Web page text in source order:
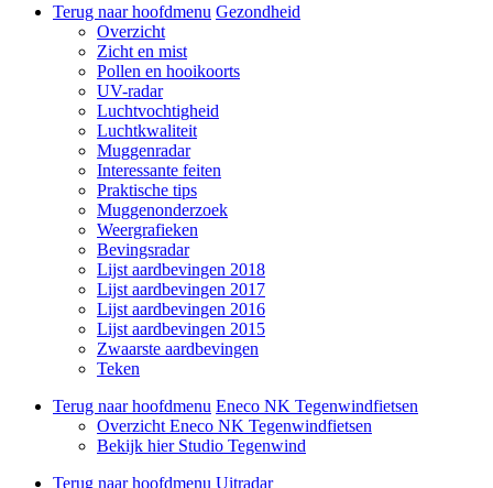
Terug naar hoofdmenu Gezondheid
Overzicht
Zicht en mist
Pollen en hooikoorts
UV-radar
Luchtvochtigheid
Luchtkwaliteit
Muggenradar
Interessante feiten
Praktische tips
Muggenonderzoek
Weergrafieken
Bevingsradar
Lijst aardbevingen 2018
Lijst aardbevingen 2017
Lijst aardbevingen 2016
Lijst aardbevingen 2015
Zwaarste aardbevingen
Teken
Terug naar hoofdmenu Eneco NK Tegenwindfietsen
Overzicht Eneco NK Tegenwindfietsen
Bekijk hier Studio Tegenwind
Terug naar hoofdmenu Uitradar